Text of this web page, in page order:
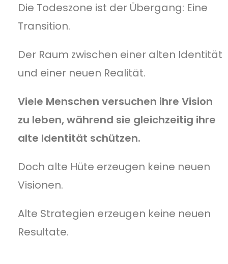
Die Todeszone ist der Übergang: Eine
Transition.
Der Raum zwischen einer alten Identität
und einer neuen Realität.
Viele Menschen versuchen ihre Vision
zu leben, während sie gleichzeitig ihre
alte Identität schützen.
Doch alte Hüte erzeugen keine neuen
Visionen.
Alte Strategien erzeugen keine neuen
Resultate.